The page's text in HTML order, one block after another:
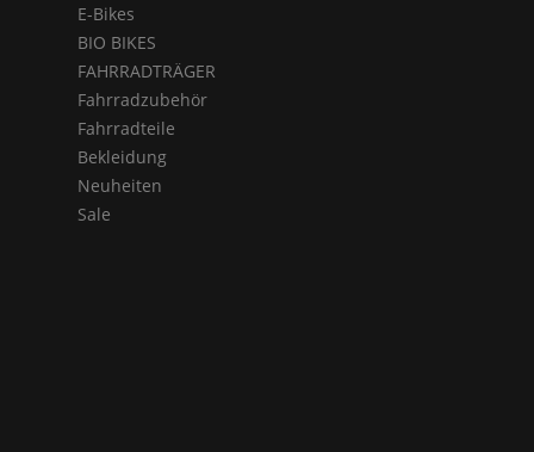
E-Bikes
BIO BIKES
FAHRRADTRÄGER
Fahrradzubehör
Fahrradteile
Bekleidung
Neuheiten
Sale